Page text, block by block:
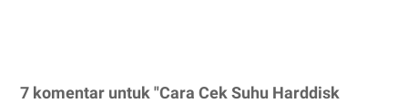
7 komentar untuk "Cara Cek Suhu Harddisk